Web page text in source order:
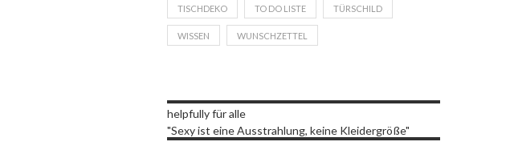
TISCHDEKO TO DO LISTE TÜRSCHILD
WISSEN WUNSCHZETTEL
helpfully für alle
"Sexy ist eine Ausstrahlung, keine Kleidergröße"